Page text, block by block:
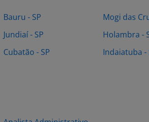
Bauru - SP
Jundiaí - SP
Cubatão - SP
Mogi das
Holambra -
Indaiatuba -